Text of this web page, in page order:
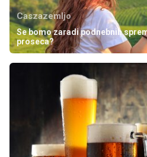
Caszazemljo
Se bomo zaradi podnebnih
proseca?